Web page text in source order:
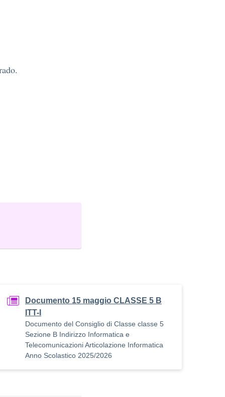
Documento 15 maggio CLASSE 5 B
ITT-I
Documento del Consiglio di Classe classe 5
Sezione B Indirizzo Informatica e
Telecomunicazioni Articolazione Informatica
Anno Scolastico 2025/2026